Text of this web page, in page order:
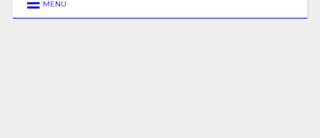
MENU